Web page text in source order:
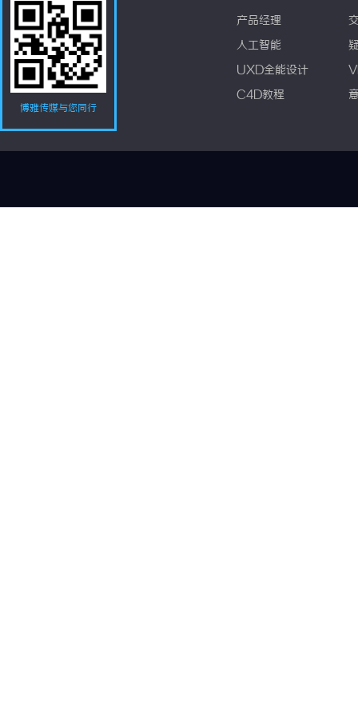
博雅传媒与您同行
产品经理
人工智能
UXD全能设计
C4D教程